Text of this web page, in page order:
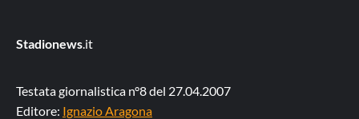
Stadionews.it
Testata giornalistica n°8 del 27.04.2007
Editore: Ignazio Aragona